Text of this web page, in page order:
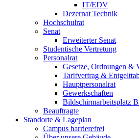
IT/EDV
Dezernat Technik
Hochschulrat
Senat
Erweiterter Senat
Studentische Vertretung
Personalrat
Gesetze, Ordnungen &
Tarifvertrag &
Hauptpersonalrat
Gewerkschaften
Bildschirmarbeitsplatz
Beauftragte
Standorte & Lageplan
Campus barrierefrei